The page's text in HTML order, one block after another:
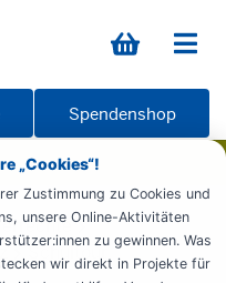
„Cookies“!
Zustimmung zu Cookies und
unsere Online-Aktivitäten
zu gewinnen. Was
wir direkt in Projekte für
Spendenshop
Schultour